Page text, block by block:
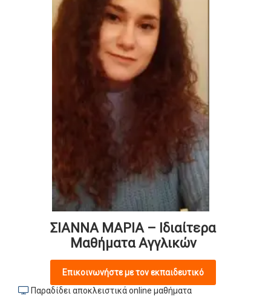
ΣΙΑΝΝΑ ΜΑΡΙΑ – Ιδιαίτερα
Μαθήματα Αγγλικών
Επικοινωνήστε με τον εκπαιδευτικό
Παραδίδει αποκλειστικά online μαθήματα